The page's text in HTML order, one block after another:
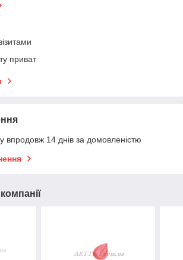
приват
впродовж 14 днів за домовленістю